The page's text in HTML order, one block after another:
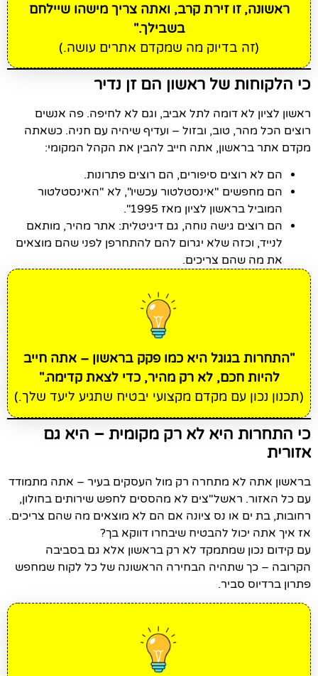
ראשונה, זו זירת קרב, ואתה צריך מישהו שיילחם
בשבילך."
(זה בדיוק מה שמקדם אתרים עושה.)
כי הלקוחות של ראשון הם זן נדיר
ראשון לציון לא דומה לתל אביב, וגם לא לחיפה. פה אנשים
רוצים הכל מהר, טוב, ובזול – ועדיף שיהיה עם חניה. כשאתה
מקדם אתר בראשון, אתה חייב להבין את הקהל המקומי:
הם לא רוצים סיפורים, הם רוצים פתרונות.
הם מחפשים "אינסטלטור עכשיו", לא "האינסטלטור
המוביל בראשון לציון מאז 1995".
הם רוצים גישה נוחה, גם דיגיטלית: אתר מהיר, מותאם
לנייד, וכזה שלא יגרום להם להתחרפן לפני שהם מוצאים
את מה שהם צריכים.
"התחרות בגוגל היא כמו פקק בראשון – אתה חייב
להיות חכם, לא רק מהיר, כדי לצאת קדימה."
(תכנון נכון עם מקדם מקצועי יבטיח שתגיע ליעד שלך.)
כי התחרות היא לא רק מקומית – היא גם
אזורית
בראשון אתה לא מתחרה רק מול העסקים בעיר – אתה מתמודד
עם כל האזור. ראשל"צים לא מהססים לחפש שירותים בחולון,
רחובות, בת ים או נס ציונה אם הם לא מוצאים מה שהם צריכים.
אז איך אתה יכול להבטיח שיבחרו דווקא בך?
עם קידום נכון שמתמקד לא רק בראשון אלא גם בסביבה
הקרובה – כך שתהיה הבחירה הראשונה של כל לקוח שמחפש
פתרון ברדיוס סביר.